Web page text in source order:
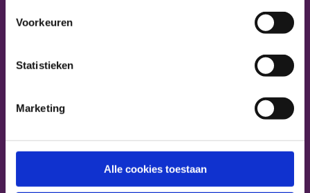
Voorkeuren
Statistieken
Marketing
Alle cookies toestaan
Menu Koks Cederhof
Radicale Vernieuwing